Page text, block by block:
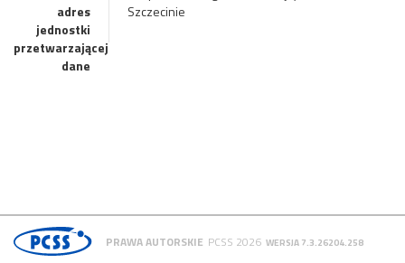
adres
jednostki
przetwarzającej
dane
Szczecinie
PRAWA AUTORSKIE PCSS 2026 WERSJA 7.3.26204.258